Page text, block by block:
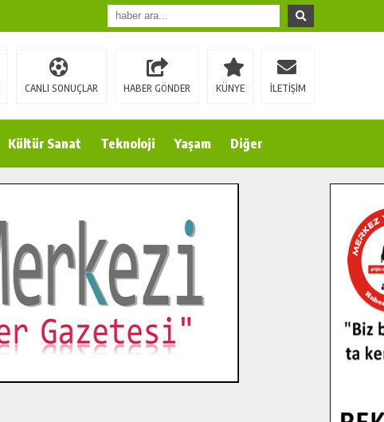
CANLI SONUÇLAR HABER GÖNDER KÜNYE İLETİŞİM
Kültür Sanat Teknoloji Yaşam Diğer